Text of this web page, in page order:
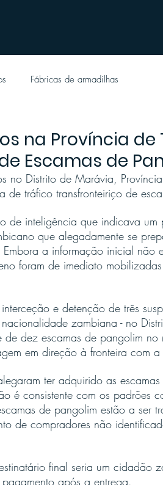
Fábricas de armadilhas
na Província de
Escamas de
no Distrito de Marávia,
de tráfico transfronteiriço de
de inteligência que indicava
que alegadamente se
a informação inicial não
foram de imediato
e detenção de três
zambiana - no
de dez escamas de pangolim
em direção à fronteira com
ter adquirido as
é consistente com os padrões
de pangolim estão a ser
de compradores não
final seria um cidadão
após a entrega.